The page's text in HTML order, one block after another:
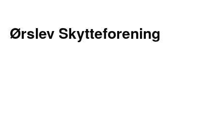
Ørslev Skytteforening